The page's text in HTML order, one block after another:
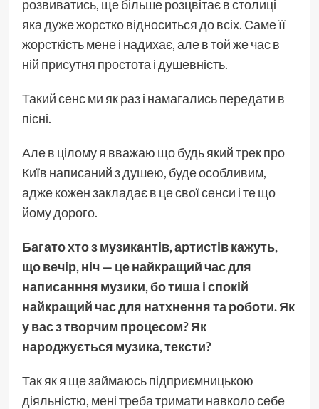
розвиватись, ще більше розцвітає в столиці
яка дуже жорстко відноситься до всіх. Саме її
жорсткість мене і надихає, але в той же час в
ній присутня простота і душевність.
Такий сенс ми як раз і намагались передати в
пісні.
Але в цілому я вважаю що будь який трек про
Київ написаний з душею, буде особливим,
адже кожен закладає в це свої сенси і те що
йому дорого.
Багато хто з музикантів, артистів кажуть,
що вечір, ніч — це найкращий час для
написанння музики, бо тиша і спокій
найкращий час для натхнення та роботи. Як
у вас з творчим процесом? Як
народжується музика, тексти?
Так як я ще займаюсь підприємницькою
діяльністю, мені треба тримати навколо себе